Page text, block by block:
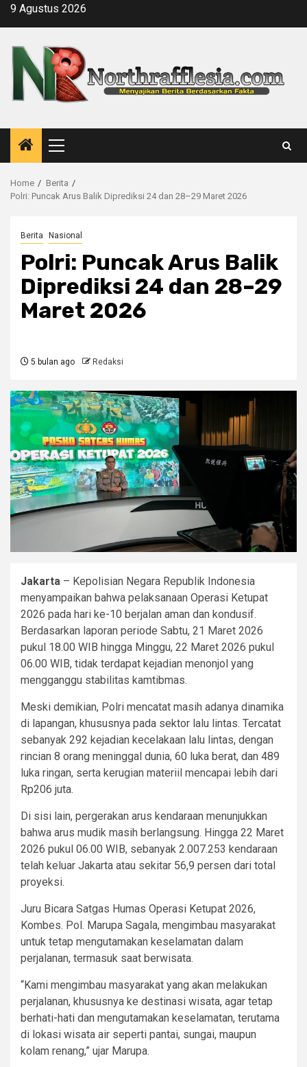
Skip9 Agustus 2026
Primary
Menu
Home
Berita
Polri: Puncak Arus Balik Diprediksi 24 dan 28–29 Maret 2026
Berita Nasional
Polri: Puncak Arus Balik
Diprediksi 24 dan 28–29
Maret 2026
5 bulan ago Redaksi
Jakarta – Kepolisian Negara Republik Indonesia
menyampaikan bahwa pelaksanaan Operasi Ketupat
2026 pada hari ke-10 berjalan aman dan kondusif.
Berdasarkan laporan periode Sabtu, 21 Maret 2026
pukul 18.00 WIB hingga Minggu, 22 Maret 2026 pukul
06.00 WIB, tidak terdapat kejadian menonjol yang
mengganggu stabilitas kamtibmas.
Meski demikian, Polri mencatat masih adanya dinamika
di lapangan, khususnya pada sektor lalu lintas. Tercatat
sebanyak 292 kejadian kecelakaan lalu lintas, dengan
rincian 8 orang meninggal dunia, 60 luka berat, dan 489
luka ringan, serta kerugian materiil mencapai lebih dari
Rp206 juta.
Di sisi lain, pergerakan arus kendaraan menunjukkan
bahwa arus mudik masih berlangsung. Hingga 22 Maret
2026 pukul 06.00 WIB, sebanyak 2.007.253 kendaraan
telah keluar Jakarta atau sekitar 56,9 persen dari total
proyeksi.
Juru Bicara Satgas Humas Operasi Ketupat 2026,
Kombes. Pol. Marupa Sagala, mengimbau masyarakat
untuk tetap mengutamakan keselamatan dalam
perjalanan, termasuk saat berwisata.
“Kami mengimbau masyarakat yang akan melakukan
perjalanan, khususnya ke destinasi wisata, agar tetap
berhati-hati dan mengutamakan keselamatan, terutama
di lokasi wisata air seperti pantai, sungai, maupun
kolam renang,” ujar Marupa.